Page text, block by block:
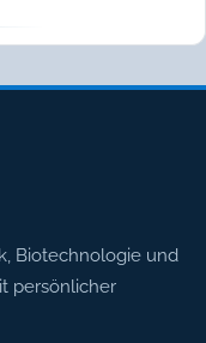
Biotechnologie und
persönlicher